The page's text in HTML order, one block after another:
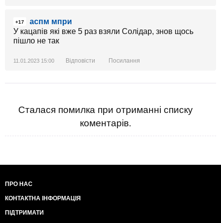
+17
аспм мпри
У кацапів які вже 5 раз взяли Солідар, знов щось
пішло не так
11.01.2023 15:00 Відповісти Посилання
Сталася помилка при отриманні списку
коментарів.
ПРО НАС
КОНТАКТНА ІНФОРМАЦІЯ
ПІДТРИМАТИ